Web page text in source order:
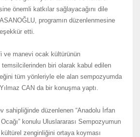
önemli katkılar sağlayacağını dile
programın düzenlenmesine
etti.
ve manevi ocak kültürünün
temsilcilerinden biri olarak kabul edilen
tüm yönleriyle ele alan sempozyumda
CAN da bir konuşma yaptı.
sahipliğinde düzenlenen “Anadolu İrfan
konulu Uluslararası Sempozyumun
zenginliğini ortaya koyması